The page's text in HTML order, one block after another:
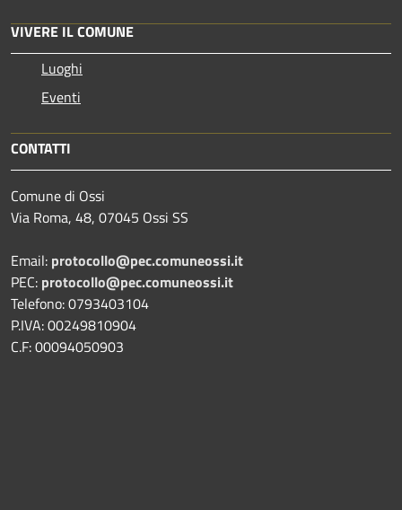
VIVERE IL COMUNE
Luoghi
Eventi
CONTATTI
Comune di Ossi
Via Roma, 48, 07045 Ossi SS
Email: protocollo@pec.comuneossi.it
PEC: protocollo@pec.comuneossi.it
Telefono: 0793403104
P.IVA: 00249810904
C.F: 00094050903